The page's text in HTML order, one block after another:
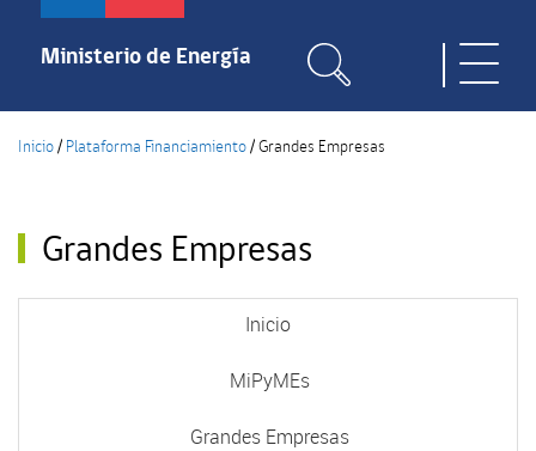
Pasar
contenido
Ministerio de Energía
Inicio/ Plataforma Financiamiento/Grandes Empresas
Grandes Empresas
Inicio
MiPyMEs
Grandes Empresas